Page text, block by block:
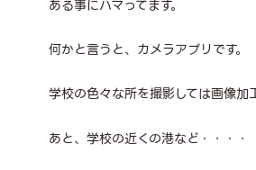
ある事にハマってます。
何かと言うと、カメラアプリです。
学校の色々な所を撮影しては画像加
あと、学校の近くの港など・・・・